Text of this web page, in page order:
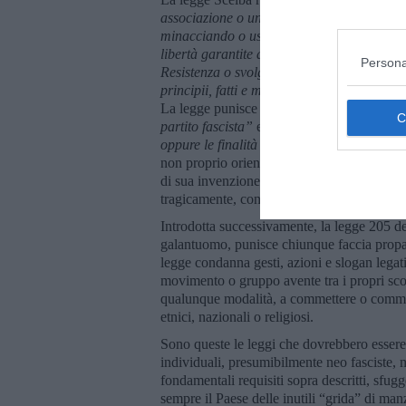
associazione o un movimento persegue
minacciando o usando la violenza quale
libertà garantite dalla Costituzione o
Resistenza o svolgendo propaganda
principii, fatti e metodi propri del
La legge punisce “
partito fascista” e anche “
chiunque
oppure le finalità antidemocratiche
non proprio orientato a sinistra, che nel
di sua invenzione, il “culturame”. La DC
tragicamente, con i missini, eredi naturali
Introdotta successivamente, la legge 205
galantuomo, punisce chiunque faccia
legge condanna gesti, azioni e slogan
movimento o gruppo avente tra i propri
qualunque modalità, a commettere o
etnici, nazionali o religiosi.
Sono queste le leggi che dovrebbero
individuali, presumibilmente neo fasciste,
fondamentali requisiti sopra descritti,
sempre il Paese delle inutili “grida” di